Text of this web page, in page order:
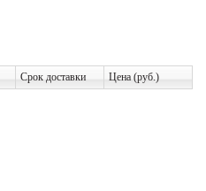
Срок доставки Цена (руб.)